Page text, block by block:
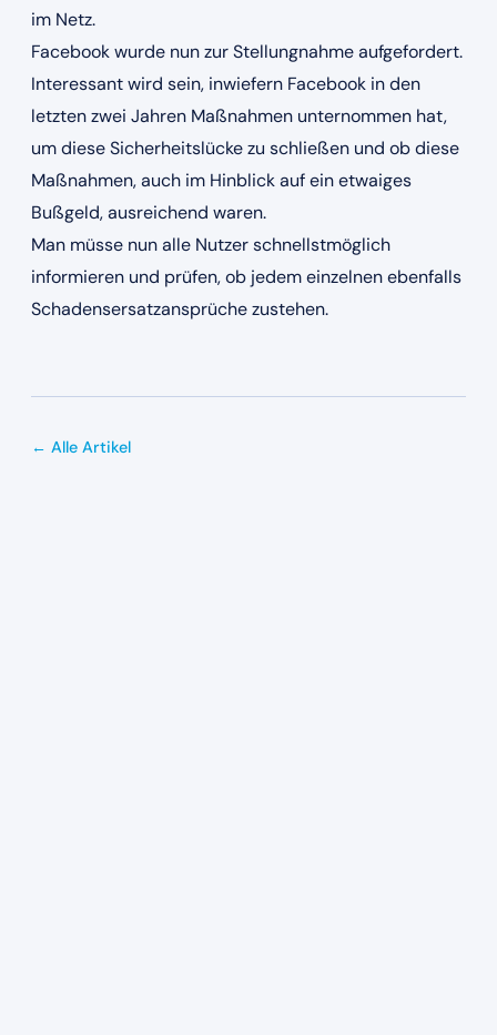
im Netz.
Facebook wurde nun zur Stellungnahme aufgefordert.
Interessant wird sein, inwiefern Facebook in den
letzten zwei Jahren Maßnahmen unternommen hat,
um diese Sicherheitslücke zu schließen und ob diese
Maßnahmen, auch im Hinblick auf ein etwaiges
Bußgeld, ausreichend waren.
Man müsse nun alle Nutzer schnellstmöglich
informieren und prüfen, ob jedem einzelnen ebenfalls
Schadensersatzansprüche zustehen.
← Alle Artikel